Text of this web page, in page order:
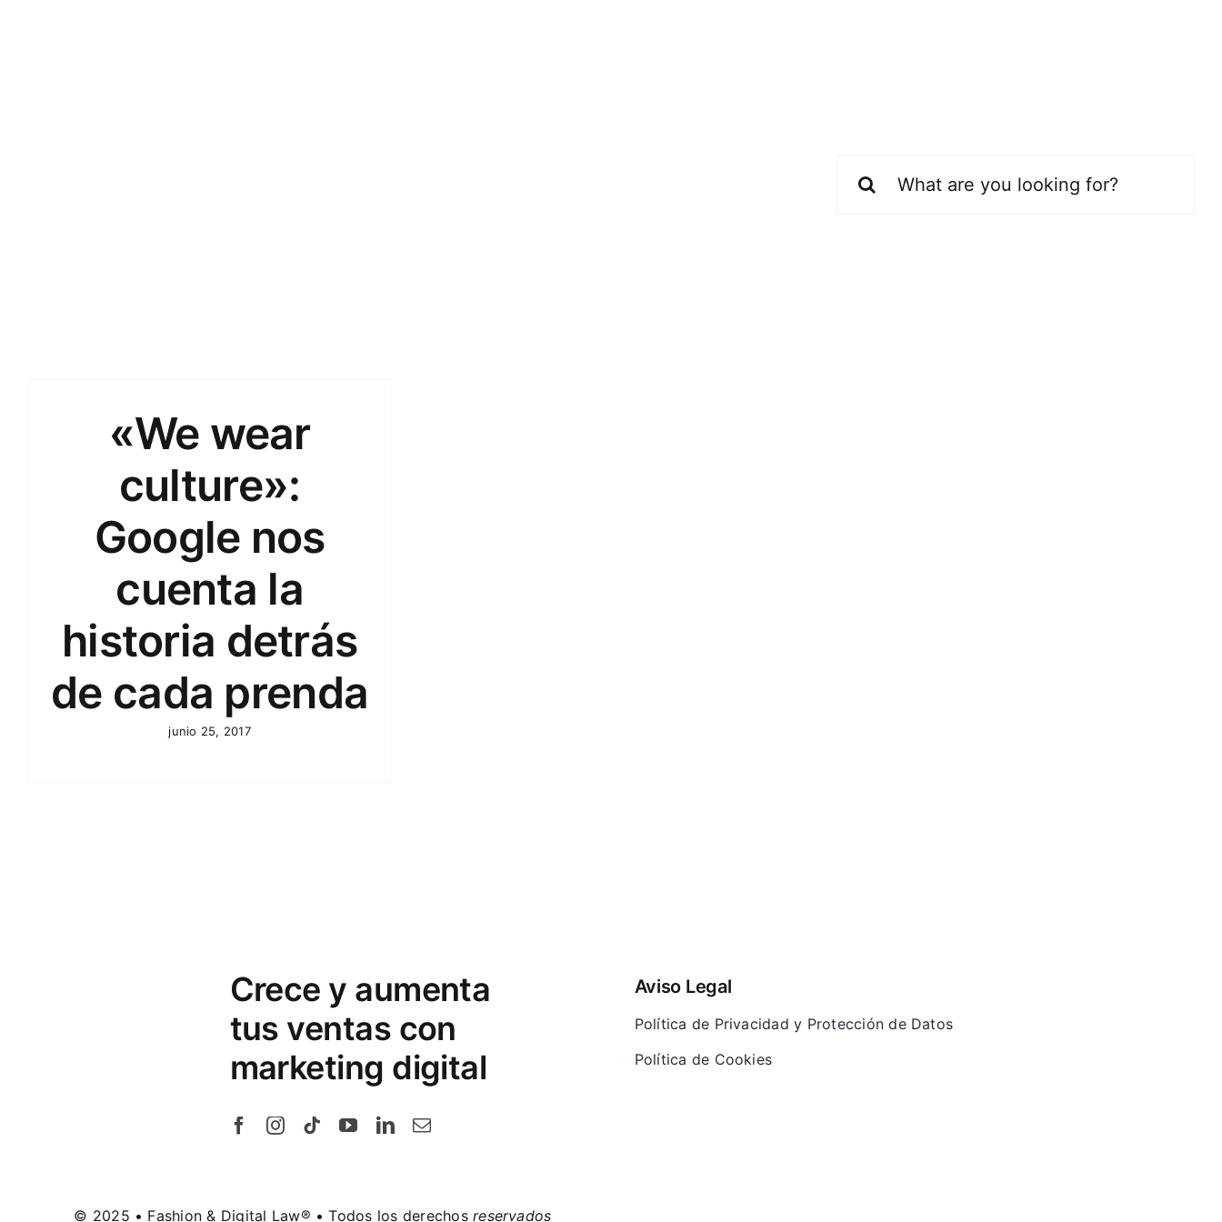
«We wear
culture»:
Google nos
cuenta la
historia detrás
de cada prenda
junio 25, 2017
Crece y aumenta
tus ventas con
marketing digital
Aviso Legal
Política de Privacidad y Protección de Datos
Política de Cookies
© 2025 • Fashion & Digital Law® • Todos los derechosreservados